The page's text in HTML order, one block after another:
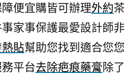
銀
髮
族
營
養
便宜購皆可辦理外約茶
家事保護最愛設計師非
熱貼幫助您找到適合您您
平台去除疤痕藥膏除了